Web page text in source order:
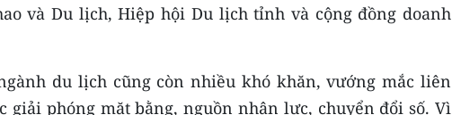
và Du lịch, Hiệp hội Du lịch tỉnh và cộng đồng doanh
du lịch cũng còn nhiều khó khăn, vướng mắc liên
giải phóng mặt bằng, nguồn nhân lực, chuyển đổi số. Vì